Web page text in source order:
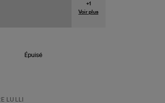
+1
Voir plus
Épuisé
LULLI